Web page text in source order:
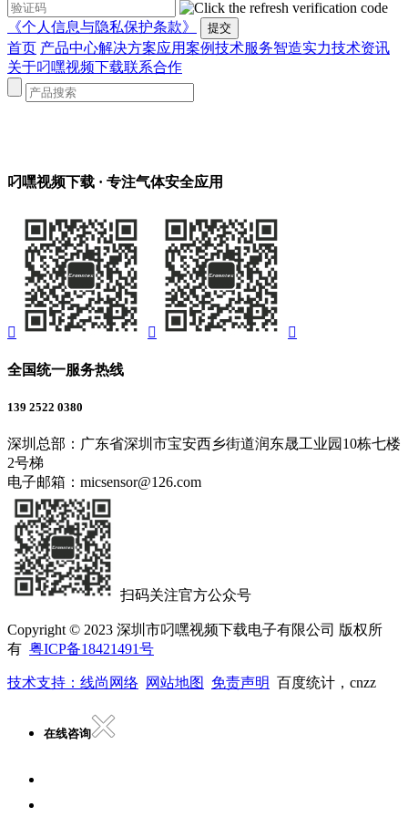
《个人信息与隐私保护条款》
首页 产品中心解决方案应用案例技术服务智造实力技术资讯
关于叼嘿视频下载联系合作
叼嘿视频下载 · 专注气体安全应用
  
全国统一服务热线
139 2522 0380
深圳总部：广东省深圳市宝安西乡街道润东晟工业园10栋七楼
2号梯
电子邮箱：micsensor@126.com
扫码关注官方公众号
Copyright © 2023 深圳市叼嘿视频下载电子有限公司 版权所
有 粤ICP备18421491号
技术支持：线尚网络 网站地图 免责声明 百度统计，cnzz
在线咨询